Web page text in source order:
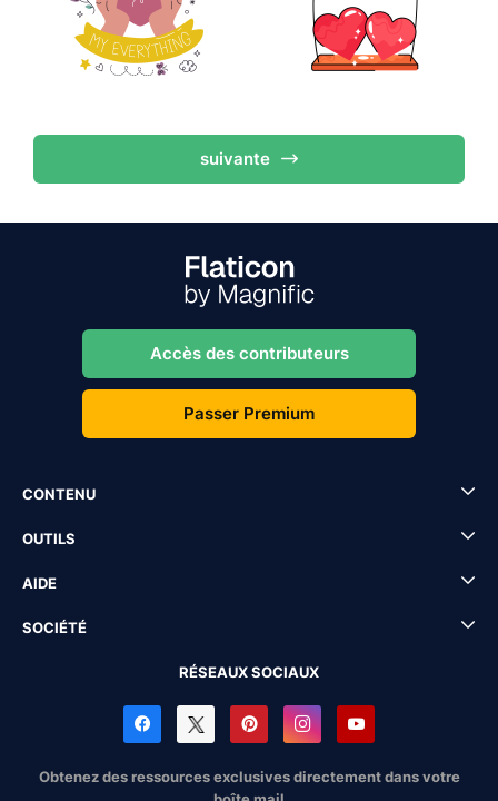
suivante
Accès des contributeurs
Passer Premium
CONTENU
OUTILS
AIDE
SOCIÉTÉ
RÉSEAUX SOCIAUX
Obtenez des ressources exclusives directement dans votre